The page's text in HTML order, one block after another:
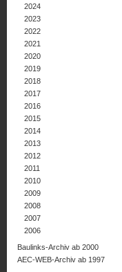
2024
2023
2022
2021
2020
2019
2018
2017
2016
2015
2014
2013
2012
2011
2010
2009
2008
2007
2006
Baulinks-Archiv ab 2000
AEC-WEB-Archiv ab 1997